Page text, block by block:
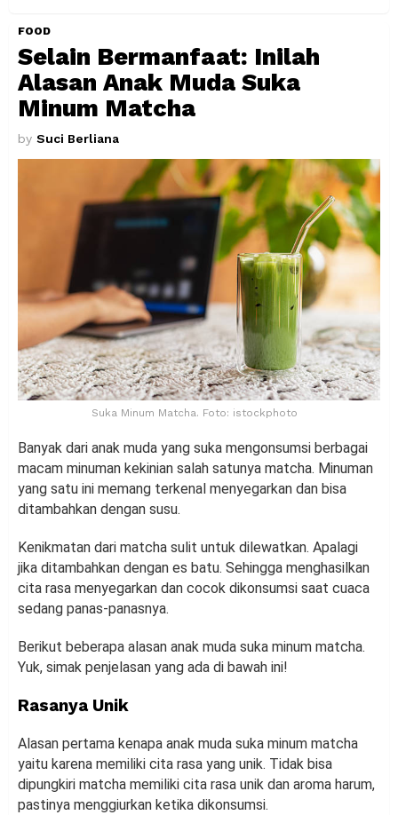
FOOD
Selain Bermanfaat: Inilah
Alasan Anak Muda Suka
Minum Matcha
by Suci Berliana
Suka Minum Matcha. Foto: istockphoto
Banyak dari anak muda yang suka mengonsumsi berbagai
macam minuman kekinian salah satunya matcha. Minuman
yang satu ini memang terkenal menyegarkan dan bisa
ditambahkan dengan susu.
Kenikmatan dari matcha sulit untuk dilewatkan. Apalagi
jika ditambahkan dengan es batu. Sehingga menghasilkan
cita rasa menyegarkan dan cocok dikonsumsi saat cuaca
sedang panas-panasnya.
Berikut beberapa alasan anak muda suka minum matcha.
Yuk, simak penjelasan yang ada di bawah ini!
Rasanya Unik
Alasan pertama kenapa anak muda suka minum matcha
yaitu karena memiliki cita rasa yang unik. Tidak bisa
dipungkiri matcha memiliki cita rasa unik dan aroma harum,
pastinya menggiurkan ketika dikonsumsi.